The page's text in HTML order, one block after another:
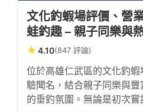
文化釣蝦場評價、營
蛙釣趣 – 親子同樂與
★ 4.10(847 評論)
位於高雄仁武區的文化釣
驗聞名，結合親子同樂與
的垂釣氛圍。無論是初次